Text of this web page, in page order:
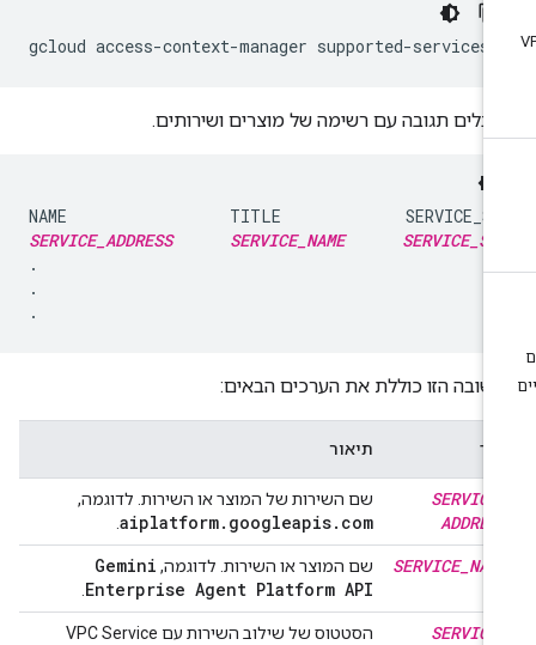
תגובה עם רשימה של מוצרים ושירותים.
SERVICE_ADDRESS SERVICE_NAME
הזו כוללת את הערכים הבאים:
תיאור
SERVICE שם השירות של המוצר או השירות. לדוגמה,
aiplatform.googleapis.
.
SERVICE שם המוצר או השירות. לדוגמה,Gemini
Enterprise Agent Platform API
.
SERVICE
הסטטוס של שילוב השירות עם VPC Service